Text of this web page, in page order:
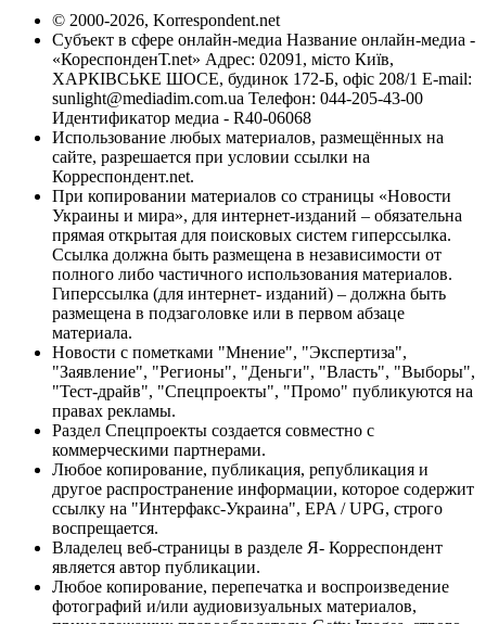
© 2000-2026, Korrespondent.net
Субъект в сфере онлайн-медиа Название онлайн-медиа -
«КореспонденТ.net» Адрес: 02091, місто Київ,
ХАРКІВСЬКЕ ШОСЕ, будинок 172-Б, офіс 208/1 E-mail:
sunlight@mediadim.com.ua Телефон: 044-205-43-00
Идентификатор медиа - R40-06068
Использование любых материалов, размещённых на
сайте, разрешается при условии ссылки на
Корреспондент.net.
При копировании материалов со страницы «Новости
Украины и мира», для интернет-изданий – обязательна
прямая открытая для поисковых систем гиперссылка.
Ссылка должна быть размещена в независимости от
полного либо частичного использования материалов.
Гиперссылка (для интернет- изданий) – должна быть
размещена в подзаголовке или в первом абзаце
материала.
Новости с пометками "Мнение", "Экспертиза",
"Заявление", "Регионы", "Деньги", "Власть", "Выборы",
"Тест-драйв", "Спецпроекты", "Промо" публикуются на
правах рекламы.
Раздел Спецпроекты создается совместно с
коммерческими партнерами.
Любое копирование, публикация, републикация и
другое распространение информации, которое содержит
ссылку на "Интерфакс-Украина", EPA / UPG, строго
воспрещается.
Владелец веб-страницы в разделе Я- Корреспондент
является автор публикации.
Любое копирование, перепечатка и воспроизведение
фотографий и/или аудиовизуальных материалов,